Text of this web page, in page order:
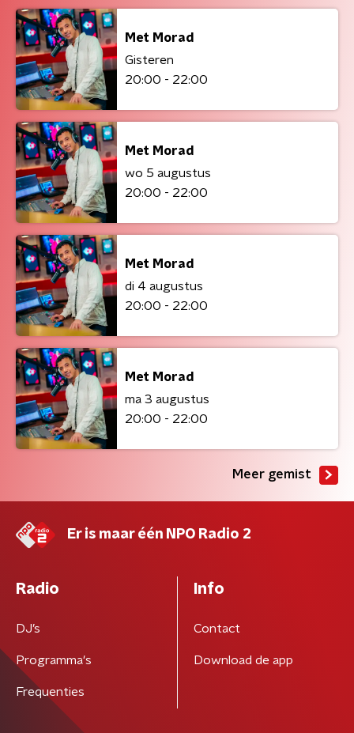
Met Morad
Gisteren
20:00 - 22:00
Met Morad
wo 5 augustus
20:00 - 22:00
Met Morad
di 4 augustus
20:00 - 22:00
Met Morad
ma 3 augustus
20:00 - 22:00
Meer gemist
Er is maar één NPO Radio 2
Radio
DJ’s
Programma's
Frequenties
Info
Contact
Download de app